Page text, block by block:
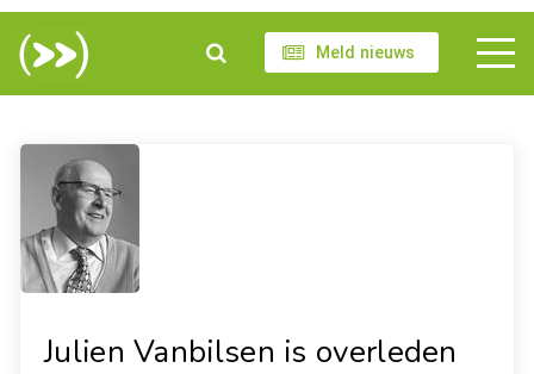
Meld nieuws
Julien Vanbilsen is overleden